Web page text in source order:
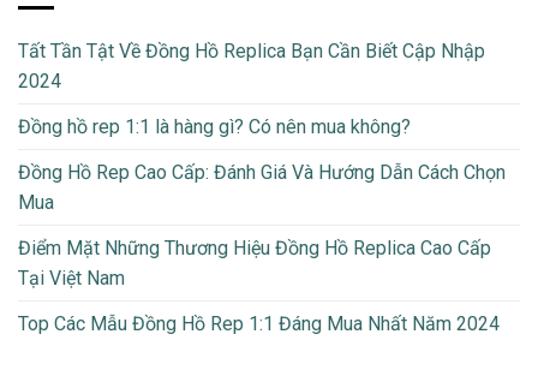
Tất Tần Tật Về Đồng Hồ Replica Bạn Cần Biết Cập Nhập
2024
Đồng hồ rep 1:1 là hàng gì? Có nên mua không?
Đồng Hồ Rep Cao Cấp: Đánh Giá Và Hướng Dẫn Cách Chọn
Mua
Điểm Mặt Những Thương Hiệu Đồng Hồ Replica Cao Cấp
Tại Việt Nam
Top Các Mẫu Đồng Hồ Rep 1:1 Đáng Mua Nhất Năm 2024